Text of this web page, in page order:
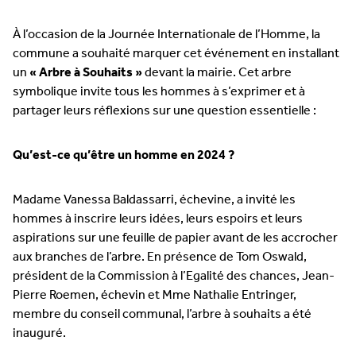
À l’occasion de la Journée Internationale de l’Homme, la
commune a souhaité marquer cet événement en installant
un« Arbre à Souhaits »devant la mairie. Cet arbre
symbolique invite tous les hommes à s’exprimer et à
partager leurs réflexions sur une question essentielle :
Qu’est-ce qu’être un homme en 2024 ?
Madame Vanessa Baldassarri, échevine, a invité les
hommes à inscrire leurs idées, leurs espoirs et leurs
aspirations sur une feuille de papier avant de les accrocher
aux branches de l’arbre. En présence de Tom Oswald,
président de la Commission à l’Egalité des chances, Jean-
Pierre Roemen, échevin et Mme Nathalie Entringer,
membre du conseil communal, l’arbre à souhaits a été
inauguré.